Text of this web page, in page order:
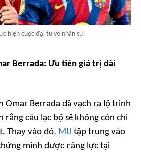
hiện cuộc đại tu về nhân sự.
Berrada: Ưu tiên giá trị dài
Omar Berrada đã vạch ra lộ trình
rằng câu lạc bộ sẽ không còn chi
Thay vào đó, MU tập trung vào
minh được năng lực tại